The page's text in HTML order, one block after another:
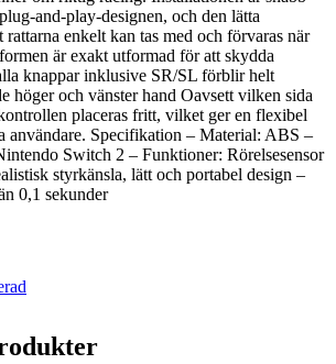
and-play-designen, och den lätta
enkelt kan tas med och förvaras när
är exakt utformad för att skydda
knappar inklusive SR/SL förblir helt
höger och vänster hand Oavsett vilken sida
placeras fritt, vilket ger en flexibel
användare. Specifikation – Material: ABS –
Switch 2 – Funktioner: Rörelsesensor
styrkänsla, lätt och portabel design –
0,1 sekunder